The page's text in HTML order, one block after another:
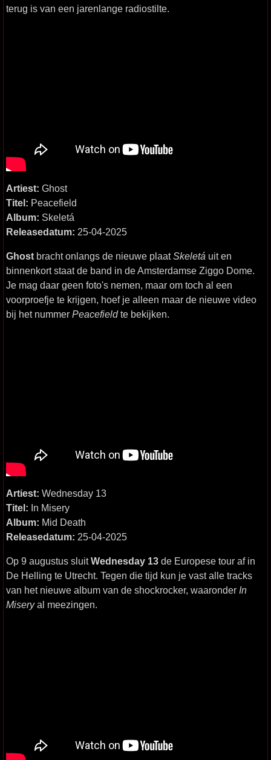
terug is van een jarenlange radiostilte.
Artiest: Ghost
Titel: Peacefield
Album: Skeletá
Releasedatum: 25-04-2025
Ghost bracht onlangs de nieuwe plaatSkeletá uit en
binnenkort staat de band in de Amsterdamse Ziggo Dome.
Je mag daar geen foto's nemen, maar om toch al een
voorproefje te krijgen, hoef je alleen maar de nieuwe video
bij het nummer Peacefieldte bekijken.
Artiest: Wednesday 13
Titel: In Misery
Album: Mid Death
Releasedatum: 25-04-2025
Op 9 augustus sluitWednesday 13 de Europese tour af in
De Helling te Utrecht. Tegen die tijd kun je vast alle tracks
van het nieuwe album van de shockrocker, waaronder In
Miseryal meezingen.